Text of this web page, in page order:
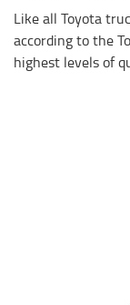
Like all Toyota
according to the
highest levels of